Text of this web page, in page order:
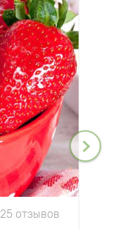
25 отзывов